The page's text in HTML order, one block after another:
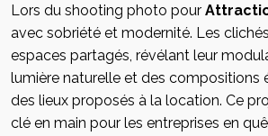
Lors du shooting photo pour
avec sobriété et modernité. Les
espaces partagés, révélant leur
lumière naturelle et des compositions
des lieux proposés à la location. Ce
clé en main pour les entreprises en